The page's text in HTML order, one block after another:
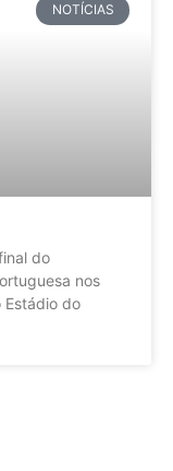
NOTÍCIAS
do
nos
Estádio do